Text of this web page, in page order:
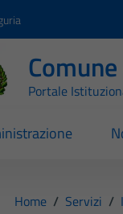
Portale
Home / Servizi /